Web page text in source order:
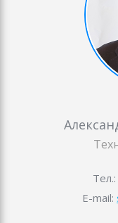
Тел.:
E-mail: